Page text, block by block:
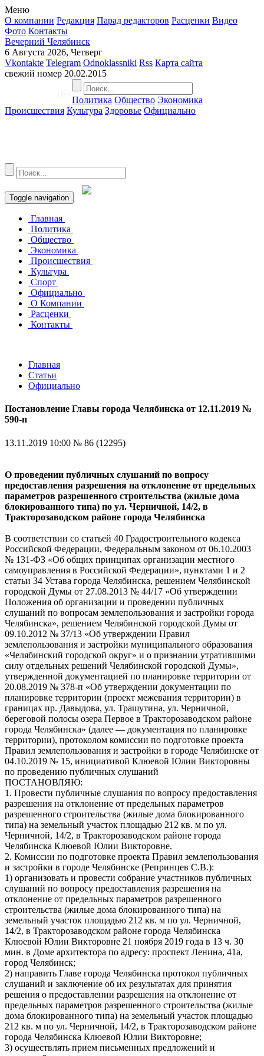
Меню
О компании Редакция Парад редакторов Расценки Видео
Фото Контакты
Вечерний Челябинск
6 Августа 2026, Четверг
Vkontakte Telegram Odnoklassniki Rss Карта сайта
свежий номер 20.02.2015
16+
Политика Общество Экономика
Происшествия Культура Здоровье Официально
Toggle navigation
Главная
Политика
Общество
Экономика
Происшествия
Культура
Спорт
Официально
О Компании
Расценки
Контакты
Главная
Статьи
Официально
Постановление Главы города Челябинска от 12.11.2019 №
590-п
13.11.2019 10:00 № 86 (12295)
О проведении публичных слушаний по вопросу
предоставления разрешения на отклонение от предельных
параметров разрешенного строительства (жилые дома
блокированного типа) по ул. Черничной, 14/2, в
Тракторозаводском районе города Челябинска
В соответствии со статьей 40 Градостроительного кодекса
Российской Федерации, Федеральным законом от 06.10.2003
№ 131-ФЗ «Об общих принципах организации местного
самоуправления в Российской Федерации», пунктами 1 и 2
статьи 34 Устава города Челябинска, решением Челябинской
городской Думы от 27.08.2013 № 44/17 «Об утверждении
Положения об организации и проведении публичных
слушаний по вопросам землепользования и застройки города
Челябинска», решением Челябинской городской Думы от
09.10.2012 № 37/13 «Об утверждении Правил
землепользования и застройки муниципального образования
«Челябинский городской округ» и о признании утратившими
силу отдельных решений Челябинской городской Думы»,
утвержденной документацией по планировке территории от
20.08.2019 № 378-п «Об утверждении документации по
планировке территории (проект межевания территории) в
границах пр. Давыдова, ул. Трашутина, ул. Черничной,
береговой полосы озера Первое в Тракторозаводском районе
города Челябинска» (далее — документация по планировке
территории), протоколом комиссии по подготовке проекта
Правил землепользования и застройки в городе Челябинске от
04.10.2019 № 15, инициативой Клюевой Юлии Викторовны
по проведению публичных слушаний
ПОСТАНОВЛЯЮ:
1. Провести публичные слушания по вопросу предоставления
разрешения на отклонение от предельных параметров
разрешенного строительства (жилые дома блокированного
типа) на земельный участок площадью 212 кв. м по ул.
Черничной, 14/2, в Тракторозаводском районе города
Челябинска Клюевой Юлии Викторовне.
2. Комиссии по подготовке проекта Правил землепользования
и застройки в городе Челябинске (Репринцев С.В.):
1) организовать и провести собрание участников публичных
слушаний по вопросу предоставления разрешения на
отклонение от предельных параметров разрешенного
строительства (жилые дома блокированного типа) на
земельный участок площадью 212 кв. м по ул. Черничной,
14/2, в Тракторозаводском районе города Челябинска
Клюевой Юлии Викторовне 21 ноября 2019 года в 13 ч. 30
мин. в Доме архитектора по адресу: проспект Ленина, 41а,
город Челябинск;
2) направить Главе города Челябинска протокол публичных
слушаний и заключение об их результатах для принятия
решения о предоставлении разрешения на отклонение от
предельных параметров разрешенного строительства (жилые
дома блокированного типа) на земельный участок площадью
212 кв. м по ул. Черничной, 14/2, в Тракторозаводском районе
города Челябинска Клюевой Юлии Викторовне;
3) осуществлять прием письменных предложений и